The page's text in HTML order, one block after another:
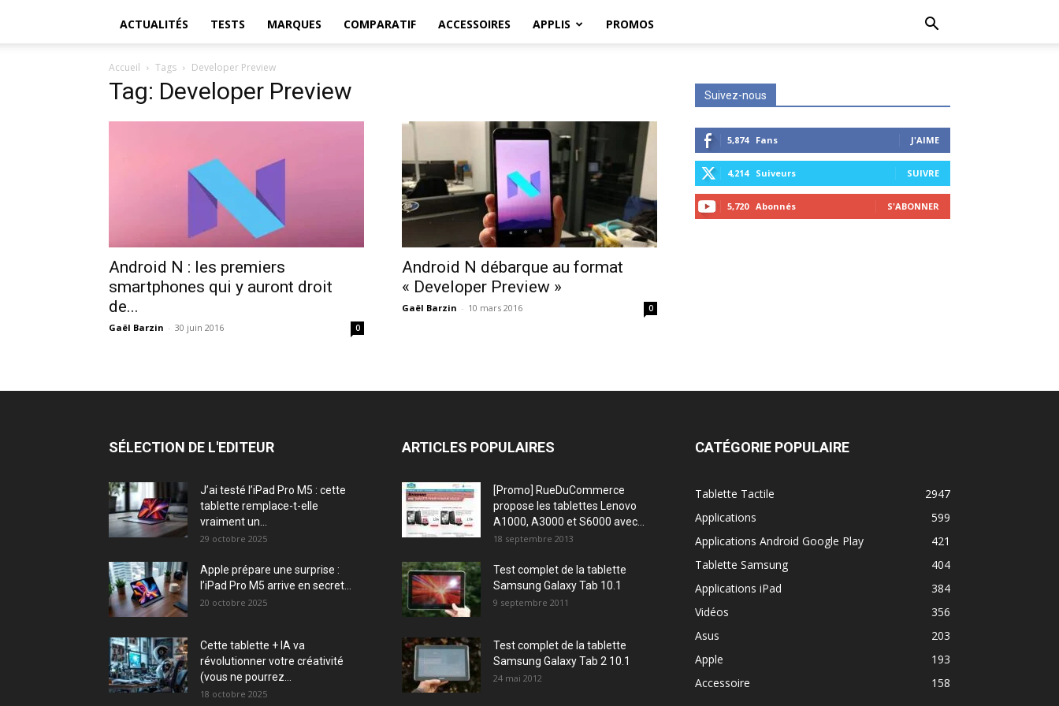
ACTUALITÉS TESTS MARQUES COMPARATIF ACCESSOIRES APPLIS PROMOS
Accueil Tags Developer Preview
Tag: Developer Preview
Android N : les premiers
smartphones qui y auront droit
de...
Gaël Barzin - 30 juin 2016 0
Android N débarque au format
« Developer Preview »
Gaël Barzin - 10 mars 2016 0
Suivez-nous
5,874 Fans J'AIME
4,214 Suiveurs SUIVRE
5,720 Abonnés S'ABONNER
SÉLECTION DE L'EDITEUR
J’ai testé l’iPad Pro M5 : cette
tablette remplace-t-elle
vraiment un...
29 octobre 2025
Apple prépare une surprise :
l’iPad Pro M5 arrive en secret...
20 octobre 2025
Cette tablette + IA va
révolutionner votre créativité
(vous ne pourrez...
18 octobre 2025
ARTICLES POPULAIRES
[Promo] RueDuCommerce
propose les tablettes Lenovo
A1000, A3000 et S6000 avec...
18 septembre 2013
Test complet de la tablette
Samsung Galaxy Tab 10.1
9 septembre 2011
Test complet de la tablette
Samsung Galaxy Tab 2 10.1
24 mai 2012
CATÉGORIE POPULAIRE
Tablette Tactile
2947
Applications
599
Applications Android Google Play
421
Tablette Samsung
404
Applications iPad
384
Vidéos
356
Asus
203
Apple
193
Accessoire
158